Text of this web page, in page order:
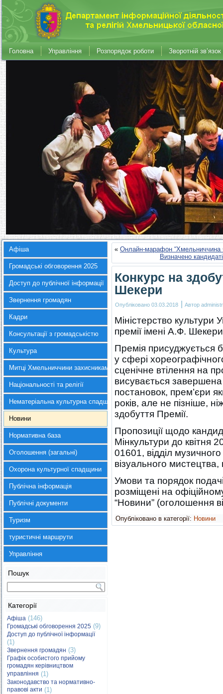
Головна Управління Розпорядок роботи Зворотній зв’язок
Афіша
Громадські обговорення 2025
Доступ до публічної інформації
Звернення громадян
Кадри
Консультації з громадськістю
Культура
Митці Хмельниччини захисникам України
Національності та релігії
Нематеріальна культурна спадщина
Новини
Нормативна база
Оголошення (загальні)
Охорона культурної спадщини
Публічна інформація
Публічні документи
Туризм
туристичні маршрути
Управління
Пошук
Категорії
Афіша (146)
Громадські обговорення 2025 (9)
Доступ до публічної інформації
(1)
Звернення громадян (3)
Графік особистого прийому
громадян керівництвом
управління (1)
Законодавство та нормативно-
правові акти (1)
« Онлайн-марафон “Хмельниччина
Визначено
Конкурс на
Шекери
Опубліковано 03.03.2018 | Автор
Міністерство культури
премії імені А.Ф.
Премія присуджується
у сфері
сценічне втілення на
висувається завершена
постановок, прем’єри
років, але не пізніше,
здобуття Премії.
Пропозиції щодо
Мінкультури до квітня
01601, відділ
візуального мистецтва,
Умови та порядок
розміщені на
“Новини” (оголошення
Опубліковано в категорії: Новини